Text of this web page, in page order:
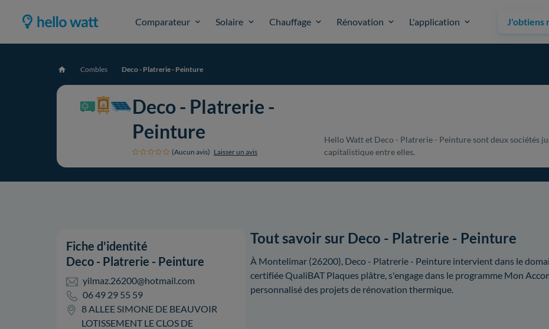
Comparateur Solaire Chauffage Rénovation L'application J'obtiens
Accueil Combles Deco - Platrerie - Peinture
Deco - Platrerie -
Peinture
(Aucun avis) Laisser un avis
Hello Watt et Deco - Platrerie - Peinture sont deux sociétés
capitalistique entre elles.
Fiche d'identité
Deco - Platrerie - Peinture
yilmaz.26200@hotmail.com
06 49 29 55 59
8 ALLEE SIMONE DE BEAUVOIR
LOTISSEMENT LE CLOS DE
Tout savoir sur Deco - Platrerie - Peinture
À Montelimar (26200), Deco - Platrerie - Peinture intervient dans le
certifiée QualiBAT Plaques plâtre, s'engage dans le programme Mon
personnalisé des projets de rénovation thermique.